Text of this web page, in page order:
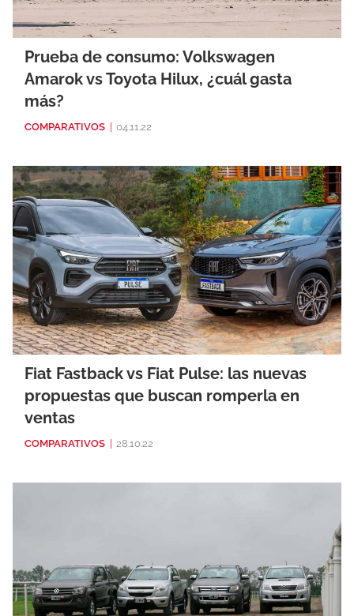
Prueba de consumo: Volkswagen
Amarok vs Toyota Hilux, ¿cuál gasta
más?
COMPARATIVOS 04.11.22
Fiat Fastback vs Fiat Pulse: las nuevas
propuestas que buscan romperla en
ventas
COMPARATIVOS 28.10.22